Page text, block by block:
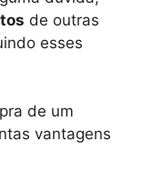
de outras
esses
de um
vantagens